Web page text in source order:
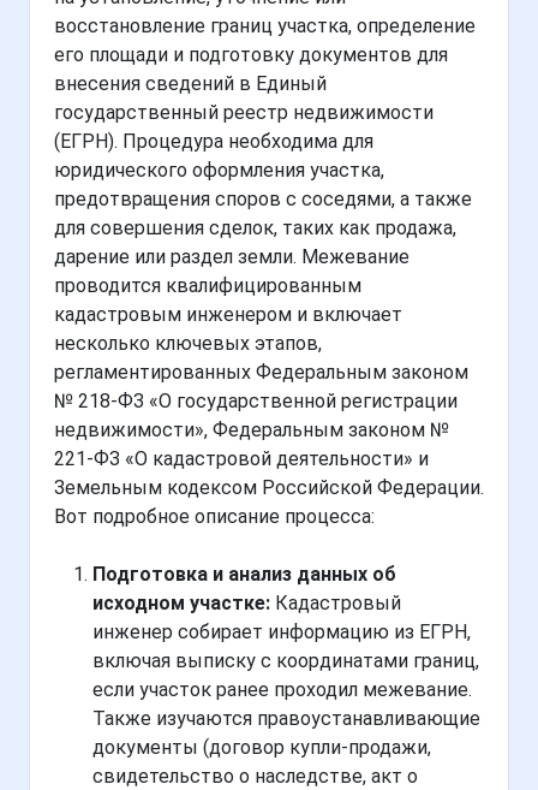
восстановление границ участка, определение
его площади и подготовку документов для
внесения сведений в Единый
государственный реестр недвижимости
(ЕГРН). Процедура необходима для
юридического оформления участка,
предотвращения споров с соседями, а также
для совершения сделок, таких как продажа,
дарение или раздел земли. Межевание
проводится квалифицированным
кадастровым инженером и включает
несколько ключевых этапов,
регламентированных Федеральным законом
№ 218-ФЗ «О государственной регистрации
недвижимости», Федеральным законом №
221-ФЗ «О кадастровой деятельности» и
Земельным кодексом Российской Федерации.
Вот подробное описание процесса:
Подготовка и анализ данных об
исходном участке: Кадастровый
инженер собирает информацию из ЕГРН,
включая выписку с координатами границ,
если участок ранее проходил межевание.
Также изучаются правоустанавливающие
документы (договор купли-продажи,
свидетельство о наследстве, акт о